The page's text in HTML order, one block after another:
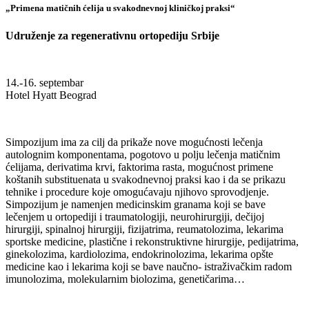
„Primena matičnih ćelija u svakodnevnoj kliničkoj praksi“
Udruženje za regenerativnu ortopediju Srbije
14.-16. septembar
Hotel Hyatt Beograd
Simpozijum ima za cilj da prikaže nove mogućnosti lečenja
autolognim komponentama, pogotovo u polju lečenja matičnim
ćelijama, derivatima krvi, faktorima rasta, mogućnost primene
koštanih substituenata u svakodnevnoj praksi kao i da se prikazu
tehnike i procedure koje omogućavaju njihovo sprovodjenje.
Simpozijum je namenjen medicinskim granama koji se bave
lečenjem u ortopediji i traumatologiji, neurohirurgiji, dečijoj
hirurgiji, spinalnoj hirurgiji, fizijatrima, reumatolozima, lekarima
sportske medicine, plastične i rekonstruktivne hirurgije, pedijatrima,
ginekolozima, kardiolozima, endokrinolozima, lekarima opšte
medicine kao i lekarima koji se bave naučno- istraživačkim radom
imunolozima, molekularnim biolozima, genetičarima…